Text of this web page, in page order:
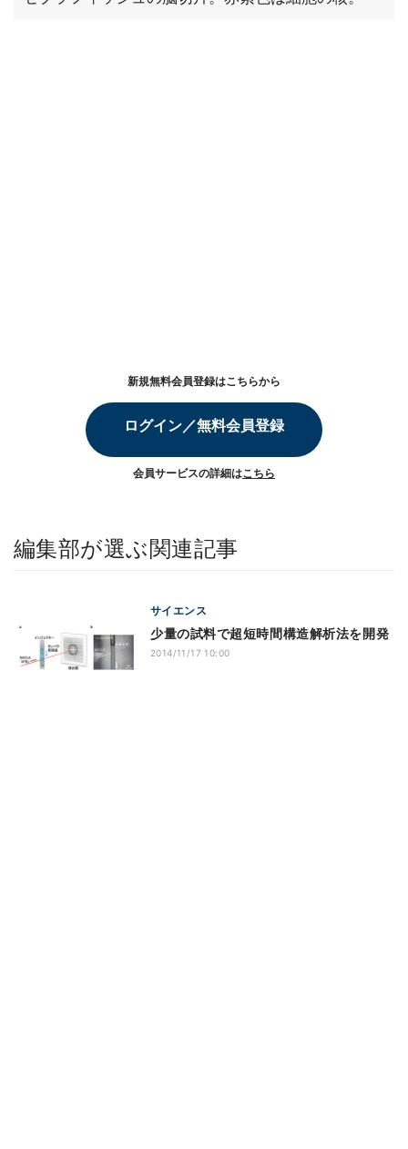
新規無料会員登録はこちらから
ログイン／無料会員登録
会員サービスの詳細はこちら
編集部が選ぶ関連記事
サイエンス
少量の試料で超短時間構造解析法を開発
2014/11/17 10:00